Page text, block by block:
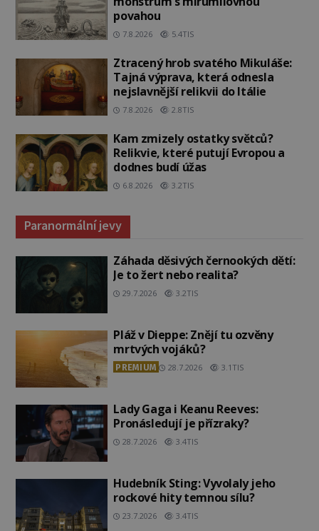
povahou
7.8.2026 5.4TIS
Ztracený hrob svatého Mikuláše:
Tajná výprava, která odnesla
nejslavnější relikvii do Itálie
7.8.2026 2.8TIS
Kam zmizely ostatky světců?
Relikvie, které putují Evropou a
dodnes budí úžas
6.8.2026 3.2TIS
Paranormální jevy
Záhada děsivých černookých dětí:
Je to žert nebo realita?
29.7.2026 3.2TIS
Pláž v Dieppe: Znějí tu ozvěny
mrtvých vojáků?
PREMIUM 28.7.2026 3.1TIS
Lady Gaga i Keanu Reeves:
Pronásledují je přízraky?
28.7.2026 3.4TIS
Hudebník Sting: Vyvolaly jeho
rockové hity temnou sílu?
23.7.2026 3.4TIS